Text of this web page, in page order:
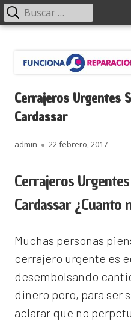
contenido
Menú
principal Buscar:
Cerrajeros Urgentes
Cardassar
Autor
admin
Publicado
22 febrero, 2017
Cerrajeros
Cardassar ¿Cuanto
Muchas personas
cerrajero urgente es
desembolsando
dinero pero, para ser
aclarar que no